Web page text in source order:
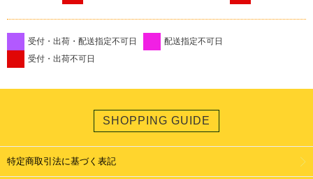
受付・出荷・配送指定不可日
配送指定不可日
受付・出荷不可日
SHOPPING GUIDE
特定商取引法に基づく表記